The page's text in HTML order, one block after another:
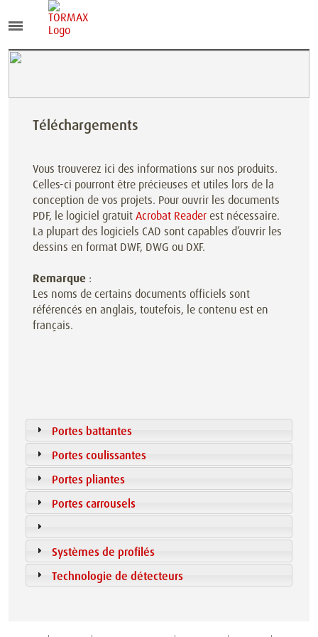
Téléchargements
Vous trouverez ici des informations sur nos produits.
Celles-ci pourront être précieuses et utiles lors de la
conception de vos projets. Pour ouvrir les documents
PDF, le logiciel gratuitAcrobat Readerest nécessaire.
La plupart des logiciels CAD sont capables d’ouvrir les
dessins en format DWF, DWG ou DXF.
Remarque :
Les noms de certains documents officiels sont
référencés en anglais, toutefois, le contenu est en
français.
Portes battantes
Portes coulissantes
Portes pliantes
Portes carrousels
Systèmes de profilés
Technologie de détecteurs